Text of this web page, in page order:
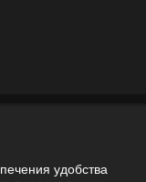
удобства